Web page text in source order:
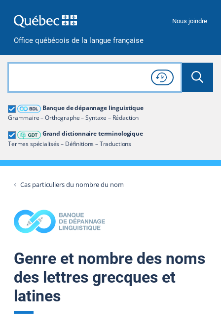
Office québécois de la langue française
Nous joindre
Rechercher dans tout le site
Lancer
Consulter l'
Historique
de recherche
Banque de dépannage linguistique
Grammaire – Orthographe – Syntaxe – Rédaction
Grand dictionnaire terminologique
Termes spécialisés – Définitions – Traductions
Grand dictionnaire terminologique
Restreindre aux termes
Cas particuliers du nombre du nom
Genre et nombre des noms
des lettres grecques et
latines